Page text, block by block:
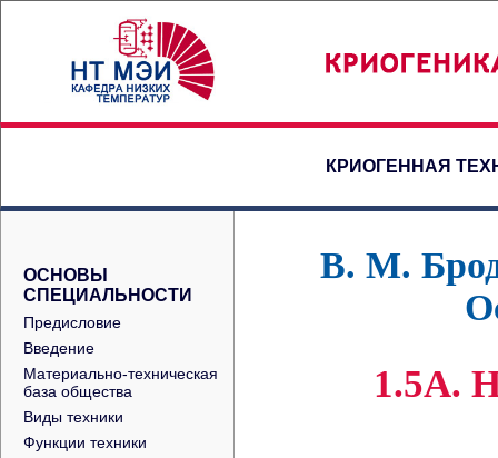
КРИОГЕННАЯ
ОСНОВЫ
СПЕЦИАЛЬНОСТИ
Предисловие
Введение
Материально-техническая
база общества
Виды техники
Функции техники
В. М.
1.5A.